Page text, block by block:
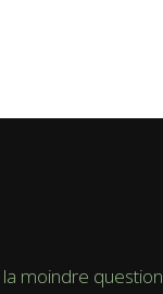
moindre